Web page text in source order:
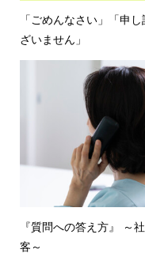
「ごめんなさい」「申
ざいません」
『質問への答え方』 ～
客～